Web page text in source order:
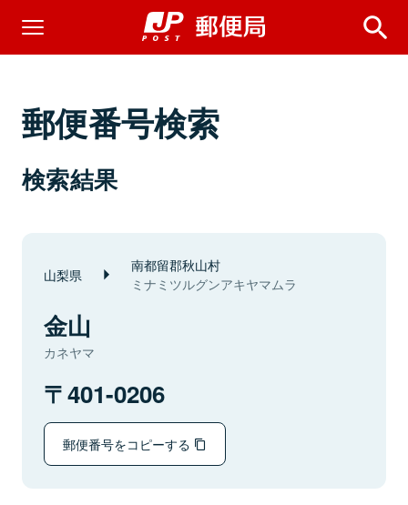
郵便番号検索
検索結果
山梨県 南都留郡秋山村
ミナミツルグンアキヤマムラ
金山
カネヤマ
401-0206
郵便番号をコピーする